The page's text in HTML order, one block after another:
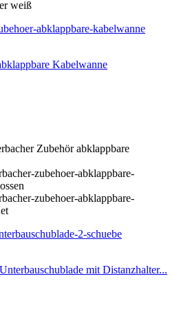
Kabelwanne
mit Distanzhalter...